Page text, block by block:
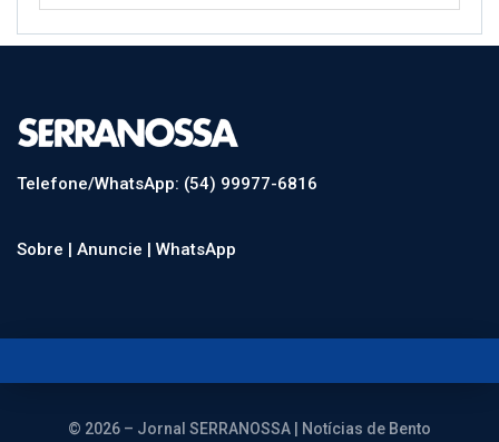
Telefone/WhatsApp: (54) 99977-6816
Sobre | Anuncie | WhatsApp
© 2026 – Jornal SERRANOSSA | Notícias de Bento